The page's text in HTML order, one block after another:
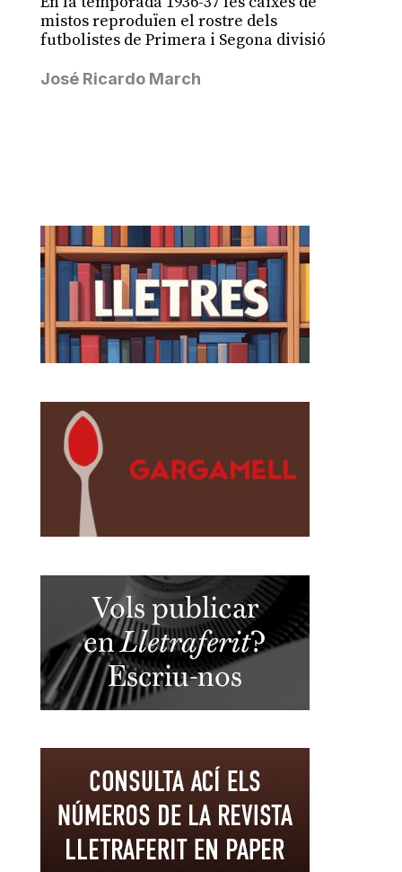
mistos reproduïen el rostre dels
futbolistes de Primera i Segona divisió
José Ricardo March